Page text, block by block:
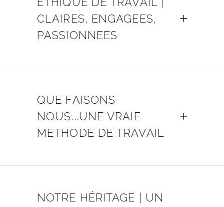
CLAIRES, ENGAGEES,
PASSIONNEES
QUE FAISONS
NOUS...UNE VRAIE
METHODE DE TRAVAIL
NOTRE HÉRITAGE | UN